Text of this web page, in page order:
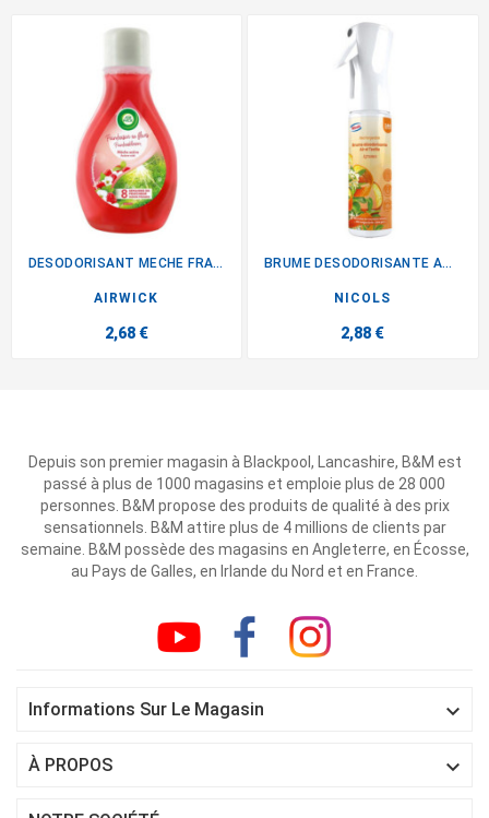
DESODORISANT MECHE FRAMBOISIER
AIRWICK
2,68 €
BRUME DESODORISANTE AGRUM
NICOLS
2,88 €
Depuis son premier magasin à Blackpool, Lancashire, B&M est
passé à plus de 1000 magasins et emploie plus de 28 000
personnes. B&M propose des produits de qualité à des prix
sensationnels. B&M attire plus de 4 millions de clients par
semaine. B&M possède des magasins en Angleterre, en Écosse,
au Pays de Galles, en Irlande du Nord et en France.
Informations Sur Le Magasin 
À PROPOS 